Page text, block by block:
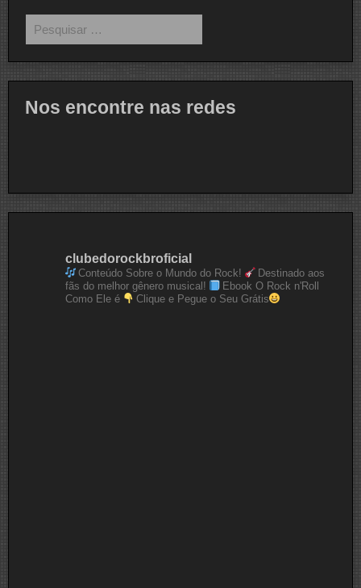
por:
Nos encontre nas redes
clubedorockbroficial
Conteúdo Sobre o Mundo do Rock!
Destinado aos
fãs do melhor gênero musical!
Ebook O Rock n'Roll
Como Ele é
Clique e Pegue o Seu Grátis